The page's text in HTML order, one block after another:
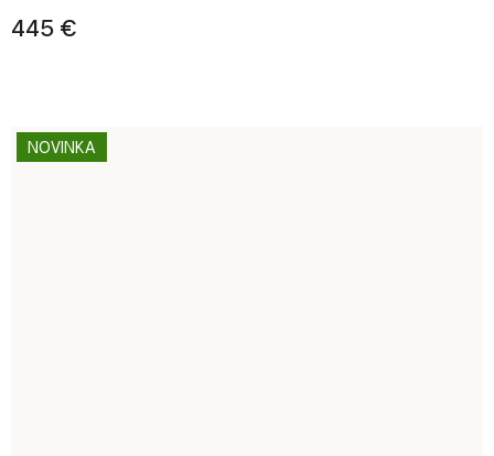
445 €
NOVINKA